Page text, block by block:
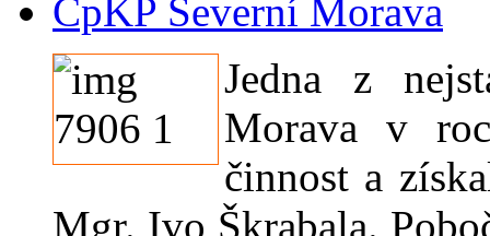
CpKP Severní Morava
Jedna z
Morava v
činnost a
Mgr. Ivo Škrabala.